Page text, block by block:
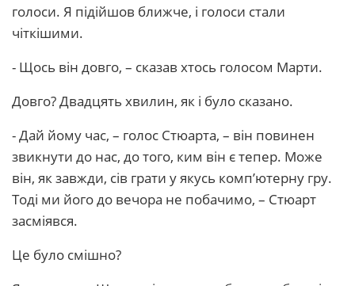
голоси. Я підійшов ближче, і голоси стали
чіткішими.
- Щось він довго, – сказав хтось голосом Марти.
Довго? Двадцять хвилин, як і було сказано.
- Дай йому час, – голос Стюарта, – він повинен
звикнути до нас, до того, ким він є тепер. Може
він, як завжди, сів грати у якусь комп’ютерну гру.
Тоді ми його до вечора не побачимо, – Стюарт
засміявся.
Це було смішно?